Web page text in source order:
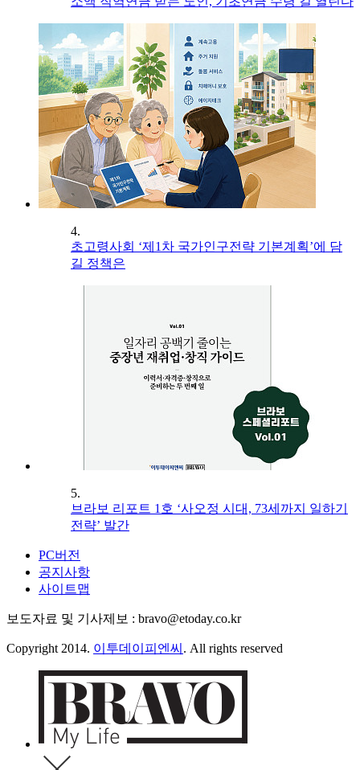
4.
초고령사회 ‘제1차 국가인구전략 기본계획’에 담
길 정책은
5.
브라보 리포트 1호 ‘사오정 시대, 73세까지 일하기
전략’ 발간
PC버전
공지사항
사이트맵
보도자료 및 기사제보 : bravo@etoday.co.kr
Copyright 2014. 이투데이피엔씨 . All rights reserved